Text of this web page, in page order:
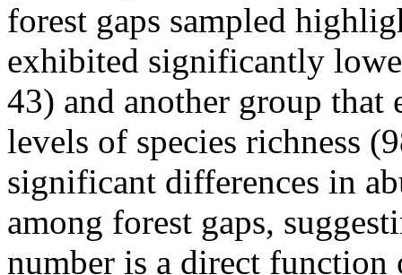
forest gaps sampled
exhibited significantly
43) and another group
levels of species richness
significant differences in
among forest gaps,
number is a direct